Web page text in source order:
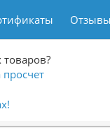
Отзывы